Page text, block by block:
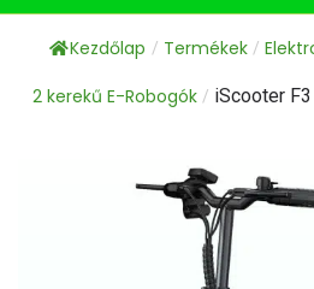
Kezdőlap / Termékek /
2 kerekű E-Robogók / iScooter